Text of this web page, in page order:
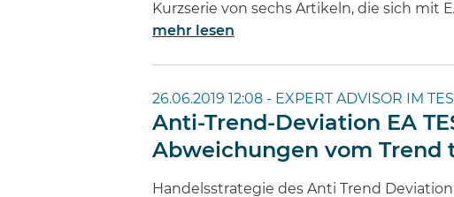
Kurzserie von sechs Artikeln, die sich mit
mehr lesen
26.06.2019 12:08 - EXPERT ADVISOR IM
Anti-Trend-Deviation EA
Abweichungen vom Trend
Handelsstrategie des Anti Trend